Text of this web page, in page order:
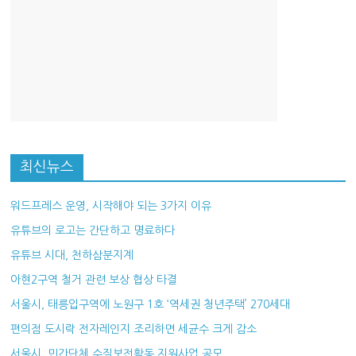
최신뉴스
워드프레스 운영, 시작해야 되는 3가지 이유
유튜브의 로고는 간단하고 명료하다
유튜브 시대, 천하삼분지계
아현2구역 철거 관련 보상 협상 타결
서울시, 태릉입구역에 노원구 1호 ‘역세권 청년주택’ 270세대
편의점 도시락 전자레인지 조리하면 세균수 크게 감소
서울시, 민간단체 수질보전활동 지원사업 공모